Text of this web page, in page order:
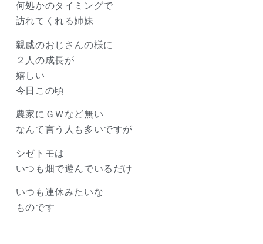
何処かのタイミングで
訪れてくれる姉妹
親戚のおじさんの様に
２人の成長が
嬉しい
今日この頃
農家にＧＷなど無い
なんて言う人も多いですが
シゼトモは
いつも畑で遊んでいるだけ
いつも連休みたいな
ものです